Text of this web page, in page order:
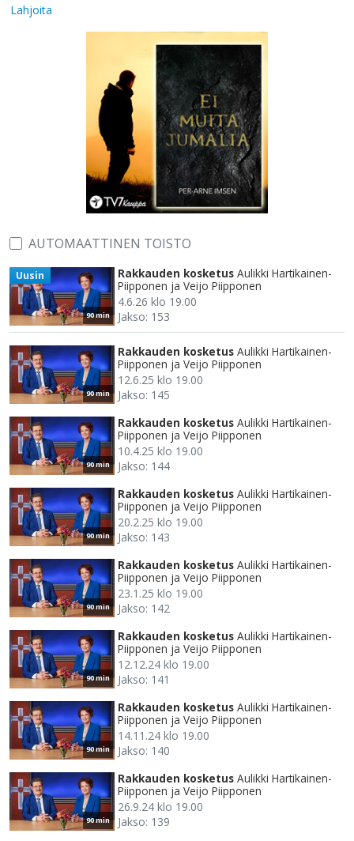
Lahjoita
AUTOMAATTINEN TOISTO
90 min
Uusin Rakkauden kosketus Aulikki Hartikainen-
Piipponen ja Veijo Piipponen
4.6.26 klo 19.00
Jakso: 153
90 min
Rakkauden kosketus Aulikki Hartikainen-
Piipponen ja Veijo Piipponen
12.6.25 klo 19.00
Jakso: 145
90 min
Rakkauden kosketus Aulikki Hartikainen-
Piipponen ja Veijo Piipponen
10.4.25 klo 19.00
Jakso: 144
90 min
Rakkauden kosketus Aulikki Hartikainen-
Piipponen ja Veijo Piipponen
20.2.25 klo 19.00
Jakso: 143
90 min
Rakkauden kosketus Aulikki Hartikainen-
Piipponen ja Veijo Piipponen
23.1.25 klo 19.00
Jakso: 142
90 min
Rakkauden kosketus Aulikki Hartikainen-
Piipponen ja Veijo Piipponen
12.12.24 klo 19.00
Jakso: 141
90 min
Rakkauden kosketus Aulikki Hartikainen-
Piipponen ja Veijo Piipponen
14.11.24 klo 19.00
Jakso: 140
90 min
Rakkauden kosketus Aulikki Hartikainen-
Piipponen ja Veijo Piipponen
26.9.24 klo 19.00
Jakso: 139